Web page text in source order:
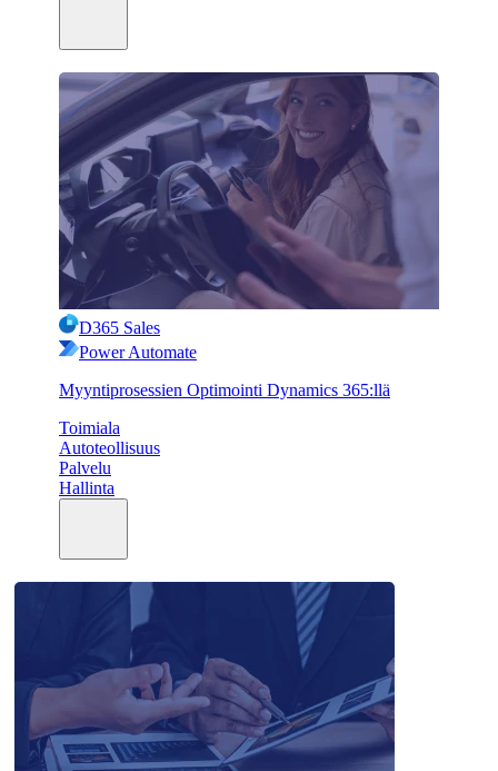
D365 Sales
Power Automate
Myyntiprosessien Optimointi Dynamics 365:llä
Toimiala
Autoteollisuus
Palvelu
Hallinta